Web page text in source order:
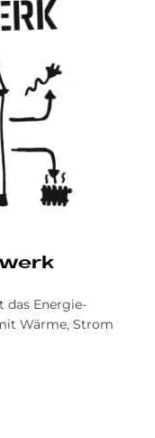
das Energie-
Wärme, Strom